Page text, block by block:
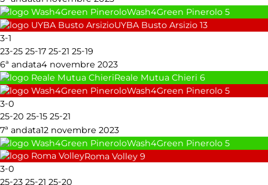
Wash4Green Pinerolo 5
UYBA Busto Arsizio 13
3-1
23-25 25-17 25-21 25-19
6ª andata4 novembre 2023
Reale Mutua Chieri 6
Wash4Green Pinerolo 5
3-0
25-20 25-15 25-21
7ª andata12 novembre 2023
Wash4Green Pinerolo 5
Roma Volley 9
3-0
25-23 25-21 25-20